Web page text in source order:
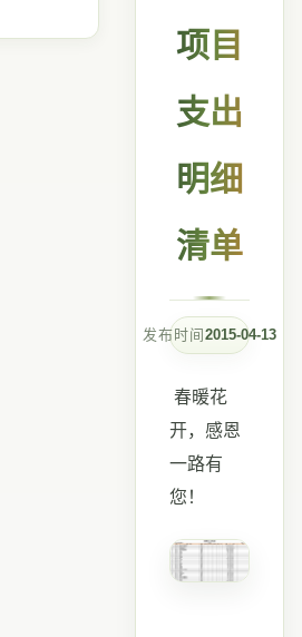
项目
支出
明细
清单
发布时间2015-04-13
春暖花
开，感恩
一路有
您！